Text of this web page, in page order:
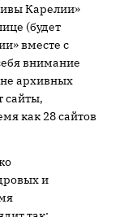
Карелии»
(будет
вместе с
внимание
архивных
сайты,
как 28 сайтов
и